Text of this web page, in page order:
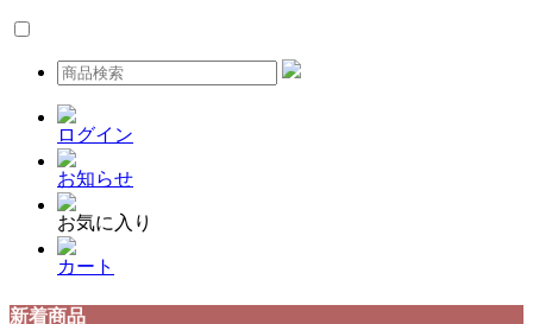
ログイン
お知らせ
お気に入り
カート
新着商品